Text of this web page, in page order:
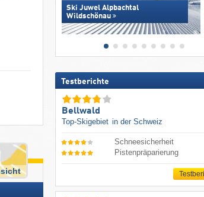
Ski Juwel Alpbachtal
Wildschönau
Testberichte
Bellwald
Top-Skigebiet in der Schweiz
Schneesicherheit
Pistenpräparierung